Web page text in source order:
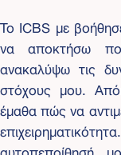
To ICBS με
να αποκτήσω
ανακαλύψω τις
στόχους μου.
έμαθα πώς να